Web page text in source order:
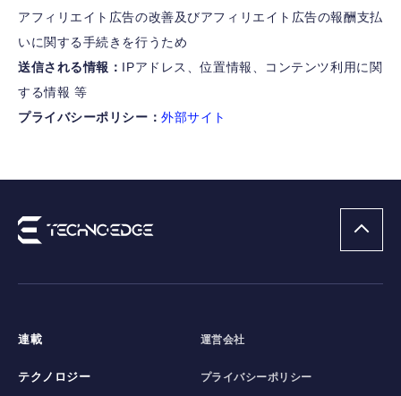
アフィリエイト広告の改善及びアフィリエイト広告の報酬支払
いに関する手続きを行うため
送信される情報： IPアドレス、位置情報、コンテンツ利用に関
する情報 等
プライバシーポリシー：外部サイト
連載
テクノロジー
運営会社
プライバシーポリシー